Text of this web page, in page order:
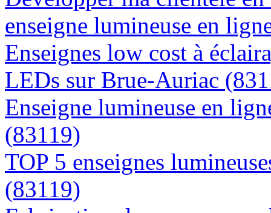
enseigne lumineuse en
Enseignes low cost à
LEDs sur Brue-Auriac
Enseigne lumineuse en
(83119)
TOP 5 enseignes
(83119)